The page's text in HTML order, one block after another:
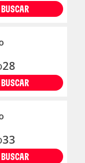
BUSCAR
28
BUSCAR
33
BUSCAR